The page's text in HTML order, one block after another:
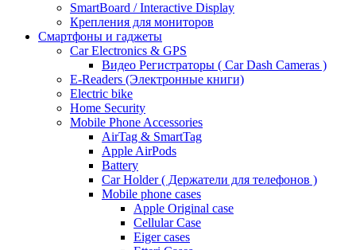
SmartBoard / Interactive Display
Крепления для мониторов
Смартфоны и гаджеты
Car Electronics & GPS
Видео Регистраторы ( Car Dash Cameras )
E-Readers (Электронные книги)
Electric bike
Home Security
Mobile Phone Accessories
AirTag & SmartTag
Apple AirPods
Battery
Car Holder ( Держатели для телефонов )
Mobile phone cases
Apple Original case
Cellular Case
Eiger cases